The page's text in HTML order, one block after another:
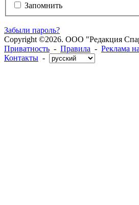
Запомнить
Забыли пароль?
Copyright ©2026. ООО "Редакция
Приватность - Правила - Реклама
Контакты -